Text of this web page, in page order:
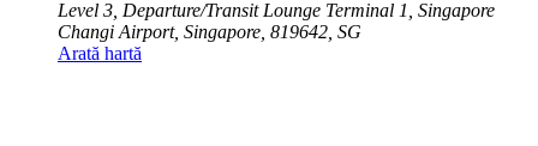
Level 3, Departure/Transit Lounge Terminal 1, Singapore
Changi Airport, Singapore, 819642, SG
Arată hartă